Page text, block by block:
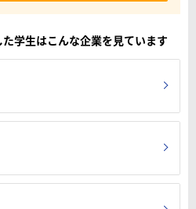
学生はこんな企業を見ています